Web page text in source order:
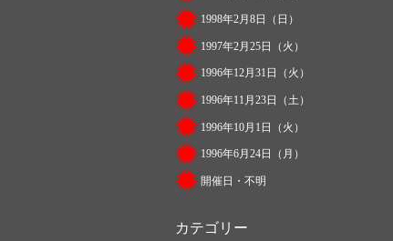
1998年2月8日（日）
1997年2月25日（火）
1996年12月31日（火）
1996年11月23日（土）
1996年10月1日（火）
1996年6月24日（月）
開催日・不明
カテゴリー